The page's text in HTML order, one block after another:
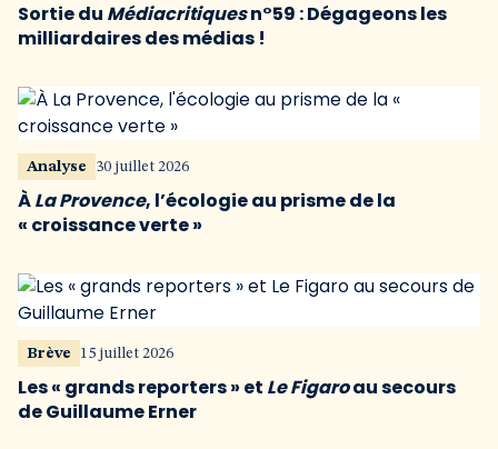
Sortie du Médiacritiquesn°59 : Dégageons les
milliardaires des médias !
Analyse 30 juillet 2026
ÀLa Provence, l’écologie au prisme de la
« croissance verte »
Brève 15 juillet 2026
Les « grands reporters » et Le Figaroau secours
de Guillaume Erner